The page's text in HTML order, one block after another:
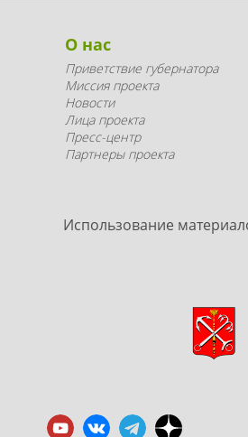
О нас
Приветствие губернатора
Миссия проекта
Новости
Лица проекта
Пресс-центр
Партнеры проекта
Использование